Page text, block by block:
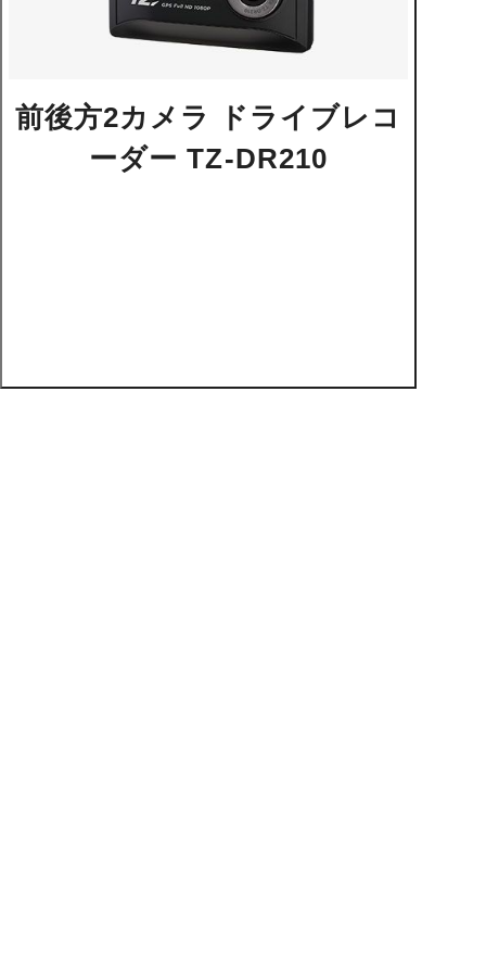
前後方2カメラ ドライブレコ
ーダー TZ-DR210